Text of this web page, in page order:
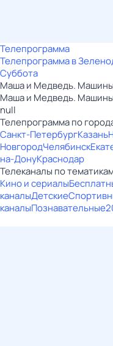
Телепрограмма
Телепрограмма в
Суббота
Маша и Медведь.
Маша и Медведь.
null
Телепрограмма по
Санкт-ПетербургКазань
НовгородЧелябинск
на-ДонуКраснодар
Телеканалы по
Кино и сериалы
каналыДетские
каналыПознавательные